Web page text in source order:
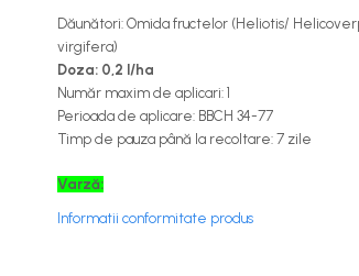
Regulatori de creștere
Vinificație
Antioxidanți / Stabilizatori
Echipamente
Limpezire
Sulfitare must / vin
Dăunători: Omida fructelor (Heliotis/
virgifera)
Doza: 0,2 l/ha
Număr maxim de aplicari: 1
Perioada de aplicare: BBCH 34-77
Timp de pauza până la recoltare: 7 zile
Varză:
Informatii conformitate produs